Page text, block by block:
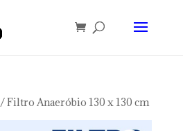
/ Filtro Anaeróbio 130 x 130 cm